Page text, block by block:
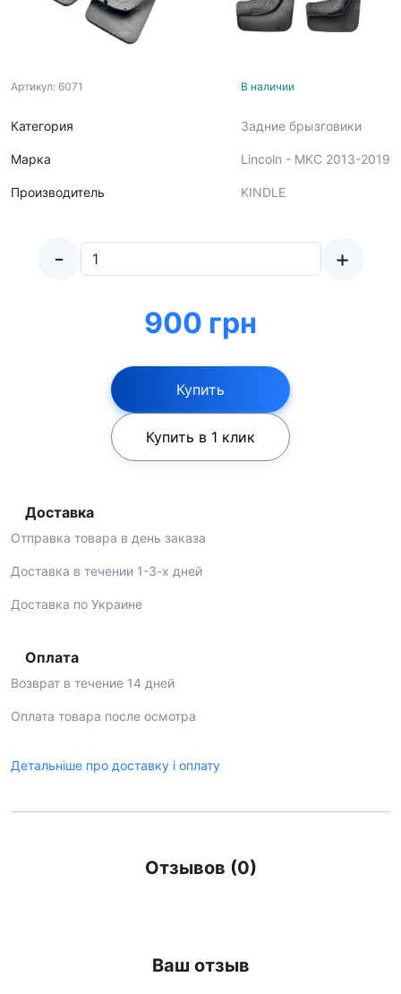
Артикул: 6071
Категория
Марка
Производитель
В наличии
Задние брызговики
Lincoln - MKC 2013-2019
KINDLE
- +
900 грн
Купить
Купить в 1 клик
Доставка
Отправка товара в день заказа
Доставка в течении 1-3-х дней
Доставка по Украине
Оплата
Возврат в течение 14 дней
Оплата товара после осмотра
Детальніше про доставку і оплату
Отзывов (0)
Ваш отзыв